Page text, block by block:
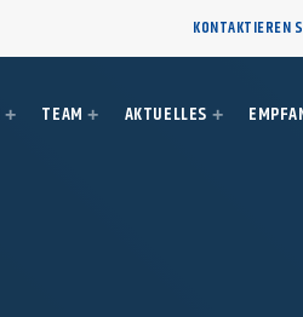
KONTAKTIEREN
TEAM AKTUELLES